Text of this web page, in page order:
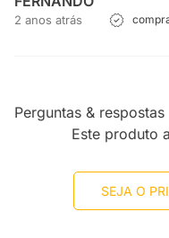
2 anos atrás
Perguntas & respostas
Este produto
SEJA O